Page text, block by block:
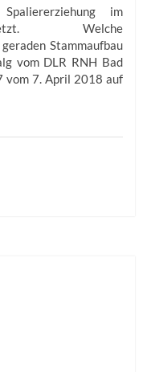
im
Welche
Stammaufbau
vom DLR RNH Bad
vom 7. April 2018 auf